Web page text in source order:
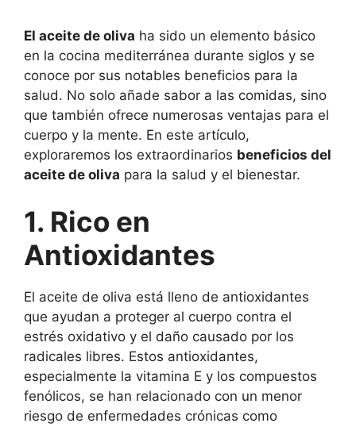
El aceite de oliva ha sido un elemento básico
en la cocina mediterránea durante siglos y se
conoce por sus notables beneficios para la
salud. No solo añade sabor a las comidas, sino
que también ofrece numerosas ventajas para el
cuerpo y la mente. En este artículo,
exploraremos los extraordinarios beneficios del
aceite de oliva para la salud y el bienestar.
1. Rico en
Antioxidantes
El aceite de oliva está lleno de antioxidantes
que ayudan a proteger al cuerpo contra el
estrés oxidativo y el daño causado por los
radicales libres. Estos antioxidantes,
especialmente la vitamina E y los compuestos
fenólicos, se han relacionado con un menor
riesgo de enfermedades crónicas como